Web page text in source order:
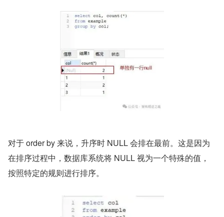
对于 order by 来说，升序时 NULL 会排在最前。这是因为
在排序过程中，数据库系统将 NULL 视为一个特殊的值，
按照特定的规则进行排序。